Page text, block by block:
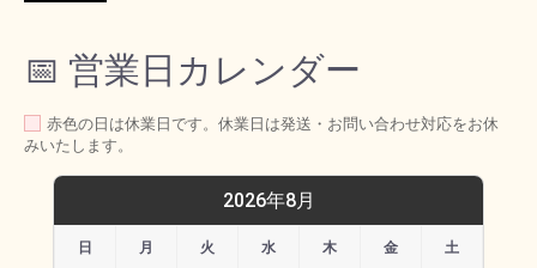
📅 営業日カレンダー
赤色の日は休業日です。休業日は発送・お問い合わせ対応をお休
みいたします。
2026年8月
日 月 火 水 木 金 土